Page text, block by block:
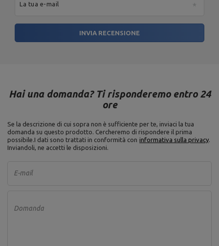
La tua e-mail
INVIA RECENSIONE
Hai una domanda? Ti risponderemo entro 24
ore
Se la descrizione di cui sopra non è sufficiente per te, inviaci la tua
domanda su questo prodotto. Cercheremo di rispondere il prima
possibile.I dati sono trattati in conformità con informativa sulla privacy.
Inviandoli, ne accetti le disposizioni.
E-mail
Domanda